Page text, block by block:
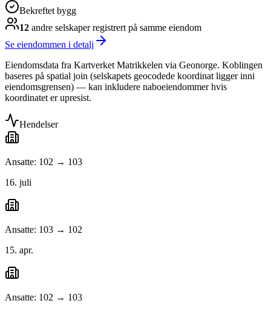
Bekreftet bygg
12 andre selskaperregistrert på samme eiendom
Se eiendommen i detalj
Eiendomsdata fra Kartverket Matrikkelen via Geonorge. Koblingen
baseres på spatial join (selskapets geocodede koordinat ligger inni
eiendomsgrensen) — kan inkludere naboeiendommer hvis
koordinatet er upresist.
Hendelser
Ansatte: 102 → 103
16. juli
Ansatte: 103 → 102
15. apr.
Ansatte: 102 → 103